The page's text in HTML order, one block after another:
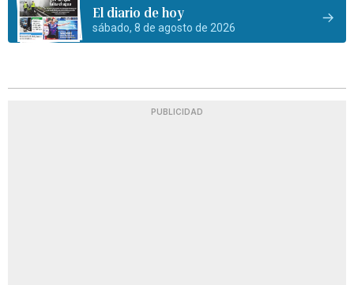
El diario de hoy
sábado, 8 de agosto de 2026
PUBLICIDAD